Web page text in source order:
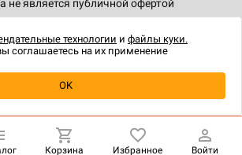
Уведомить о наличии
не является публичной офертой
Корзина Избранное Войти
технологии и файлы куки.
соглашаетесь на их применение
OK